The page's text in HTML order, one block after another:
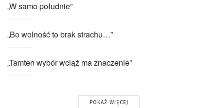
„W samo południe”
„Bo wolność to brak strachu…”
„Tamten wybór wciąż ma znaczenie”
POKAŻ WIĘCEJ